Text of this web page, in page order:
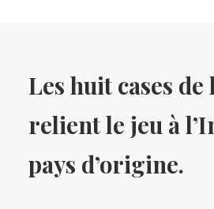
Les huit cases de
relient le jeu à
pays d’origine.